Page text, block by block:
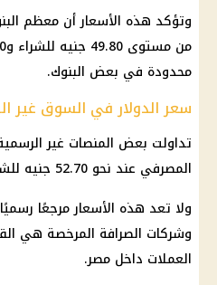
وتؤكد هذه الأسعار أن معظم
محدودة في بعض البنوك.
سعر الدولار في السوق غير
تداولت بعض المنصات غير
المصرفي عند نحو 52.70 جنيه للشراء و53.20 جنيه للبيع.
ولا تعد هذه الأسعار مرجعًا
وشركات الصرافة المرخصة هي
العملات داخل مصر.